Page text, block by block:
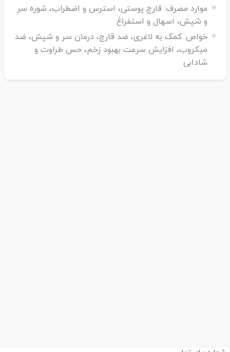
موارد مصرف: قارچ پوستی، استرس و اضطراب، شوره سر
و شپش، اسهال و استفراغ
خواص: کمک به لاغری، ضد قارچ، درمان سر و شپش، ضد
میکروب، افزایش سرعت بهبود زخم، حس طراوت و
شادابی